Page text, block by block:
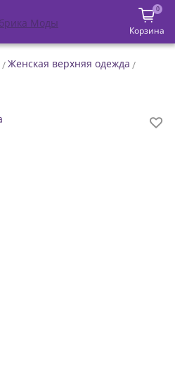
0
Корзина
Женская верхняя одежда